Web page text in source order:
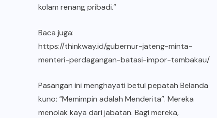
kolam renang pribadi.”
Baca juga:
https://thinkway.id/gubernur-jateng-minta-
menteri-perdagangan-batasi-impor-tembakau/
Pasangan ini menghayati betul pepatah Belanda
kuno: “Memimpin adalah Menderita”. Mereka
menolak kaya dari jabatan. Bagi mereka,